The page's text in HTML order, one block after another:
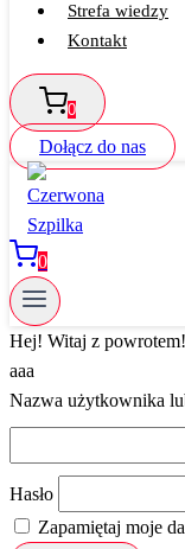
Strefa wiedzy
Kontakt
0
Dołącz do nas
0
Hej! Witaj z powrotem!
aaa
Nazwa użytkownika
Hasło
Zapamiętaj moje